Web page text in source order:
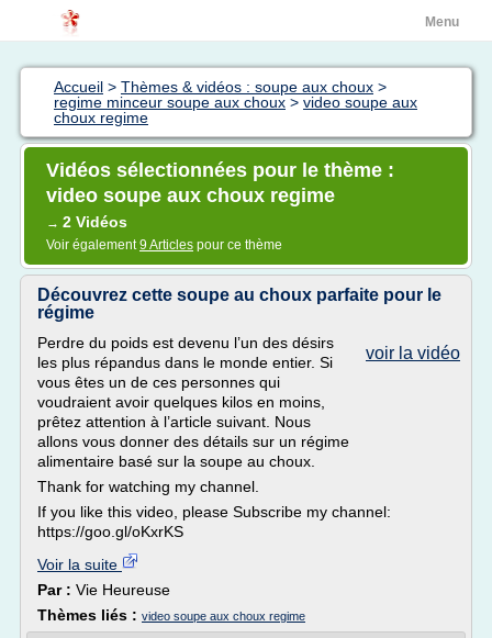
Menu
Accueil > Thèmes & vidéos : soupe aux choux >
regime minceur soupe aux choux > video soupe aux
choux regime
Vidéos sélectionnées pour le thème :
video soupe aux choux regime
→ 2 Vidéos
Voir également9 Articles pour ce thème
Découvrez cette soupe au choux parfaite pour le
régime
voir la vidéo
Perdre du poids est devenu l’un des désirs
les plus répandus dans le monde entier. Si
vous êtes un de ces personnes qui
voudraient avoir quelques kilos en moins,
prêtez attention à l’article suivant. Nous
allons vous donner des détails sur un régime
alimentaire basé sur la soupe au choux.
Thank for watching my channel.
If you like this video, please Subscribe my channel:
https://goo.gl/oKxrKS
Voir la suite
Par : Vie Heureuse
Thèmes liés : video soupe aux choux regime